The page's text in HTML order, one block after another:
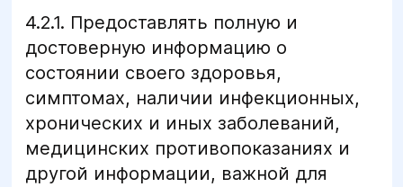
4.2.1. Предоставлять полную и
достоверную информацию о
состоянии своего здоровья,
симптомах, наличии инфекционных,
хронических и иных заболеваний,
медицинских противопоказаниях и
другой информации, важной для